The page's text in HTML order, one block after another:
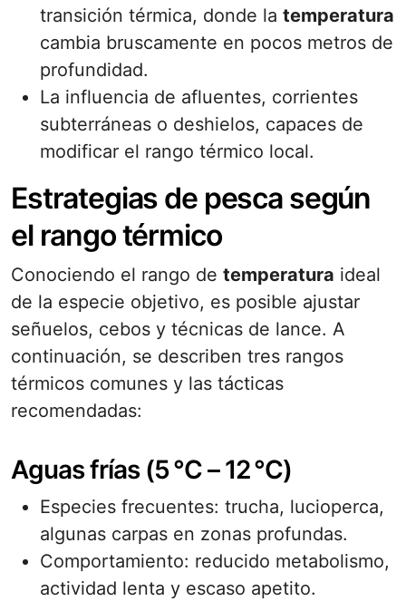
transición térmica, donde la temperatura
cambia bruscamente en pocos metros de
profundidad.
La influencia de afluentes, corrientes
subterráneas o deshielos, capaces de
modificar el rango térmico local.
Estrategias de pesca según
el rango térmico
Conociendo el rango de temperatura ideal
de la especie objetivo, es posible ajustar
señuelos, cebos y técnicas de lance. A
continuación, se describen tres rangos
térmicos comunes y las tácticas
recomendadas:
Aguas frías (5 °C – 12 °C)
Especies frecuentes: trucha, lucioperca,
algunas carpas en zonas profundas.
Comportamiento: reducido metabolismo,
actividad lenta y escaso apetito.